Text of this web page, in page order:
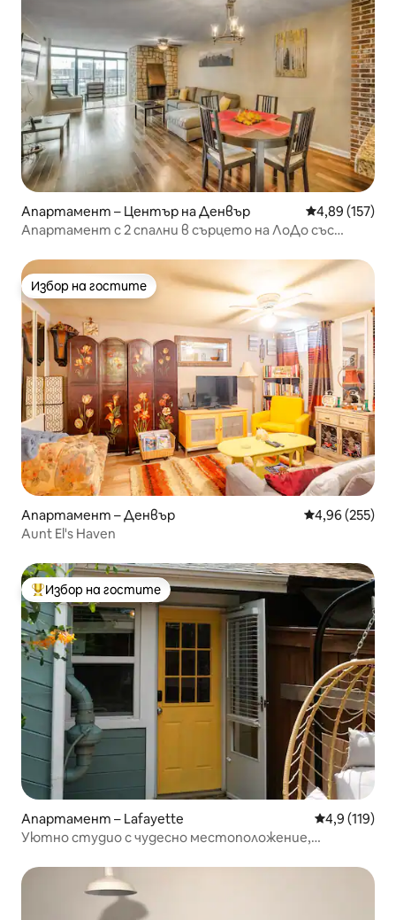
Апартамент – Център на Денвър Средна
4,89 (157)
Апартамент с 2 спални в сърцето на ЛоДо със
Избор на гостите
Избор на гостите
Апартамент – Денвър Средна
4,96 (255)
Aunt El's Haven
Най-популярен избор на гостите
Избор на гостите
Апартамент – Lafayette Средна
4,9 (119)
Уютно студио с чудесно местоположение,